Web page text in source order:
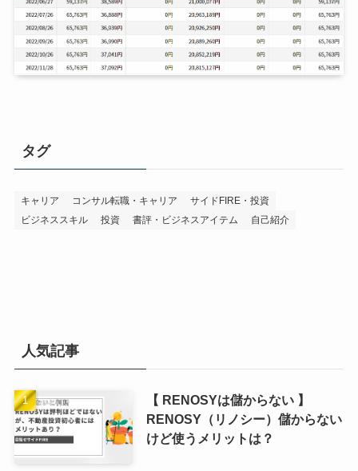
タグ
キャリア コンサル転職・キャリア
サイドFIRE・投資
ビジネススキル
投資 書評・ビジネスアイテム 自己紹介
人気記事
【 RENOSYは儲からない 】
RENOSY（リノシー）儲からない
けど使うメリットは？